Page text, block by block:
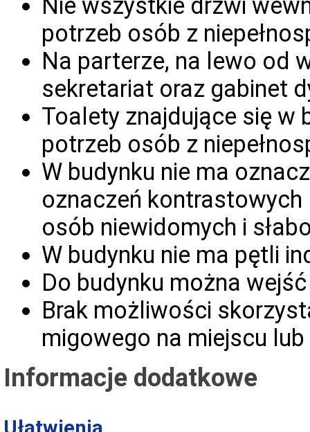
Nie wszystkie drzwi
potrzeb osób z
Na parterze, na lewo od
sekretariat oraz gabinet
Toalety znajdujące się w
potrzeb osób z
W budynku nie ma
oznaczeń
osób niewidomych i
W budynku nie ma pętli
Do budynku można
Brak możliwości
migowego na miejscu
Informacje dodatkowe